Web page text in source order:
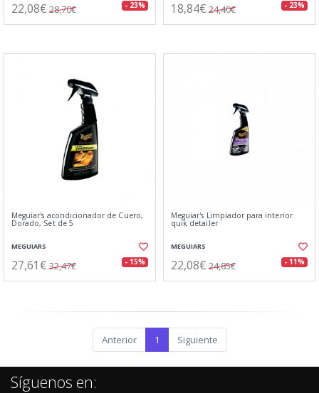
22,08€ 28,70€ - 23% 18,84€ 24,40€ - 23%
Meguiar's acondicionador de Cuero,
Dorado, Set de 5
MEGUIARS
27,61€ 32,47€ - 15%
Meguiar's Limpiador para interior
quik detailer
MEGUIARS
22,08€ 24,85€ - 11%
Anterior 1 Siguiente
Síguenos en: